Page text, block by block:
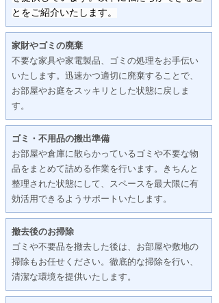
とをご紹介いたします。
家財やゴミの廃棄
不要な家具や家電製品、ゴミの処理をお手伝い
いたします。迅速かつ適切に廃棄することで、
お部屋やお庭をスッキリとした状態に戻しま
す。
ゴミ・不用品の搬出準備
お部屋や倉庫に散らかっているゴミや不要な物
品をまとめて詰める作業を行います。きちんと
整理された状態にして、スペースを最大限に有
効活用できるようサポートいたします。
撤去後のお掃除
ゴミや不要品を撤去した後は、お部屋や敷地の
掃除もお任せください。徹底的な掃除を行い、
清潔な環境を提供いたします。